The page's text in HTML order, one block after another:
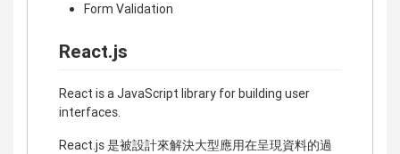
Form Validation
React.js
React is a JavaScript library for building user
interfaces.
React.js 是被設計來解決大型應用在呈現資料的過